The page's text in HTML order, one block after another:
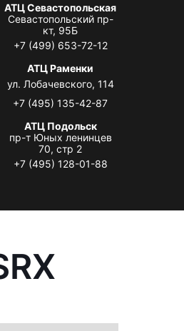
АТЦ Севастопольская
Севастопольский пр-
кт, 95Б
+7 (499) 653-72-12
АТЦ Раменки
ул. Лобачевского, 114
+7 (495) 135-42-87
АТЦ Подольск
пр-т Юных ленинцев
70, стр 2
+7 (495) 128-01-88